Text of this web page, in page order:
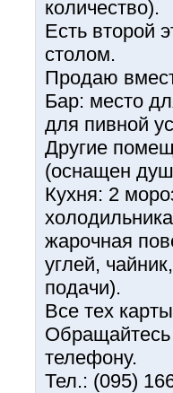
количество).
Есть второй
столом.
Продаю
Бap: место
для пивнoй
Другие
(оснащен
Кухня: 2
жарочная
углей,
подачи).
Все тех
телефону.
Тел.: (095)